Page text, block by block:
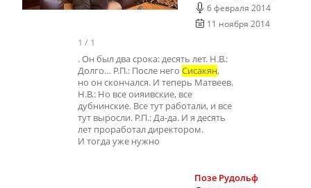
6 февраля 2014
11 ноября 2014
1 / 1
. Он был два срока: десять лет. Н.В.:
Долго… Р.П.: После него Сисакян,
но он скончался. И теперь Матвеев.
Н.В.: Но все оияивские, все
дубнинские. Все тут работали, и все
тут выросли. Р.П.: Да-да. И я десять
лет проработал директором.
И тогда уже нужно
Позе Рудольф